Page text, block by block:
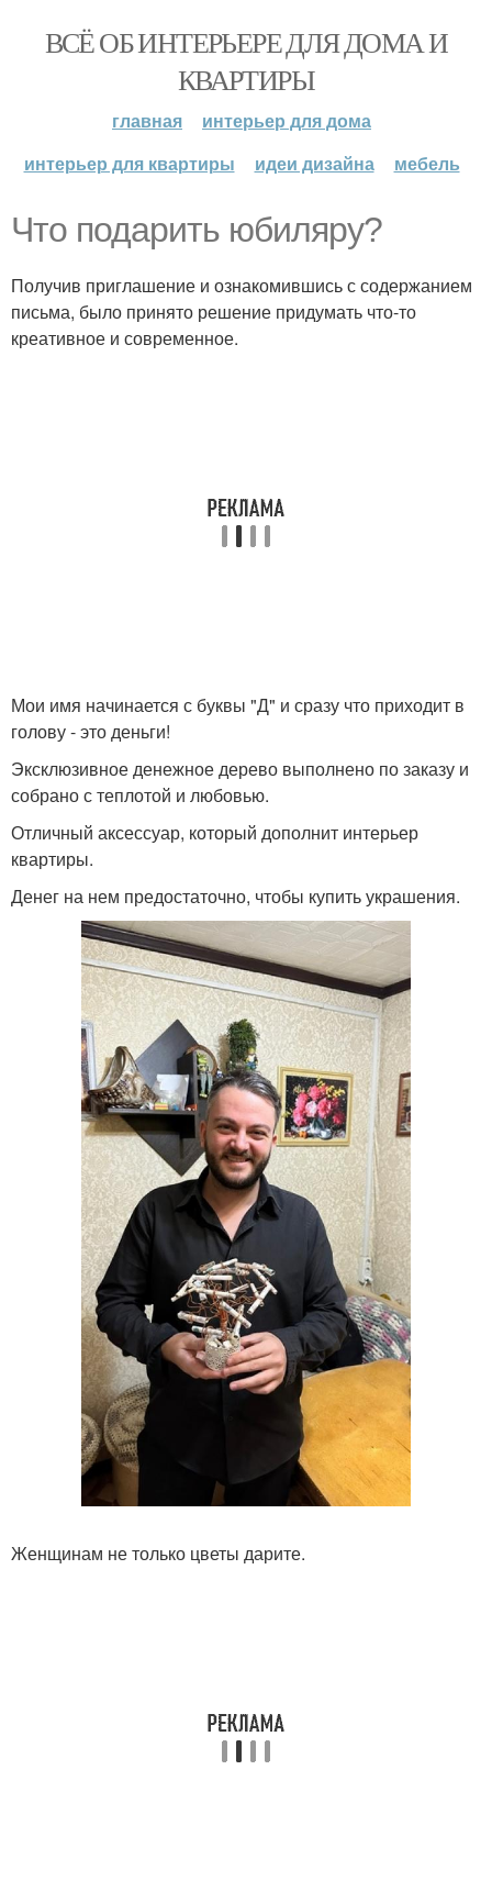
ВСЁ ОБ ИНТЕРЬЕРЕ ДЛЯ ДОМА И
КВАРТИРЫ
главная
интерьер для дома
интерьер для квартиры
идеи дизайна мебель
Что подарить юбиляру?
Получив приглашение и ознакомившись с содержанием
письма, было принято решение придумать что-то
креативное и современное.
Мои имя начинается с буквы "Д" и сразу что приходит в
голову - это деньги!
Эксклюзивное денежное дерево выполнено по заказу и
собрано с теплотой и любовью.
Отличный аксессуар, который дополнит интерьер
квартиры.
Денег на нем предостаточно, чтобы купить украшения.
Женщинам не только цветы дарите.